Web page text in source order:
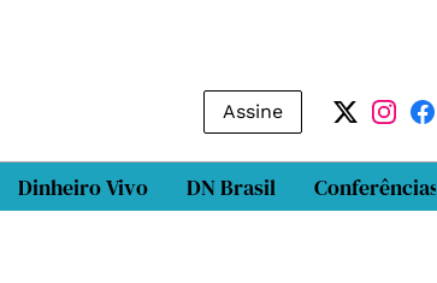
Assine
Dinheiro Vivo DN Brasil Conferências